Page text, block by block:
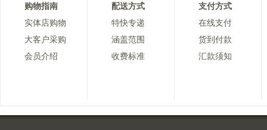
购物指南
实体店购物
大客户采购
会员介绍
配送方式
特快专递
涵盖范围
收费标准
支付方式
在线支付
货到付款
汇款须知